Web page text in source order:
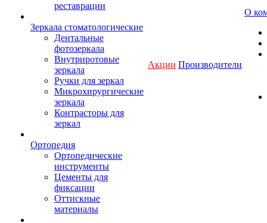
реставрации
Зеркала стоматологические
Дентальные
фотозеркала
Внутриротовые
зеркала
Ручки для зеркал
Микрохирургические
зеркала
Контрасторы для
зеркал
Ортопедия
Ортопедические
инструменты
Цементы для
фиксации
Оттискные
материалы
Акции Производители
О